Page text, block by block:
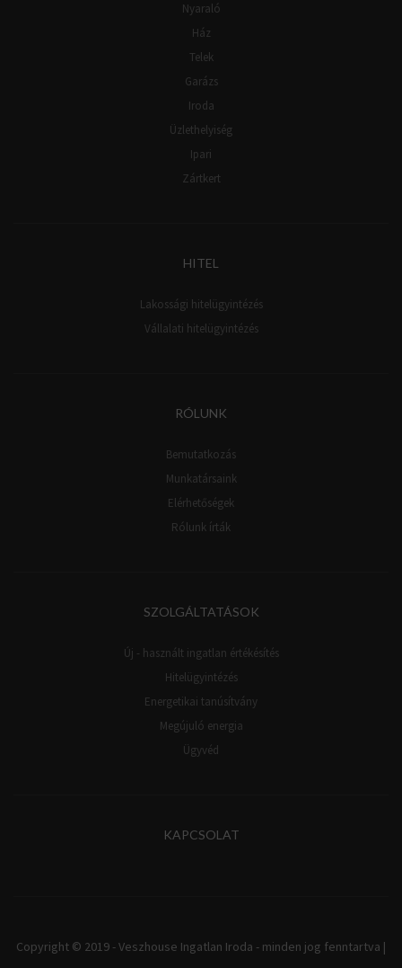
Nyaraló
Ház
Telek
Garázs
Iroda
Üzlethelyiség
Ipari
Zártkert
HITEL
Lakossági hitelügyintézés
Vállalati hitelügyintézés
RÓLUNK
Bemutatkozás
Munkatársaink
Elérhetőségek
Rólunk írták
SZOLGÁLTATÁSOK
Új - használt ingatlan értékésítés
Hitelügyintézés
Energetikai tanúsítvány
Megújuló energia
Ügyvéd
KAPCSOLAT
Copyright © 2019 - Veszhouse Ingatlan Iroda - minden jog fenntartva |